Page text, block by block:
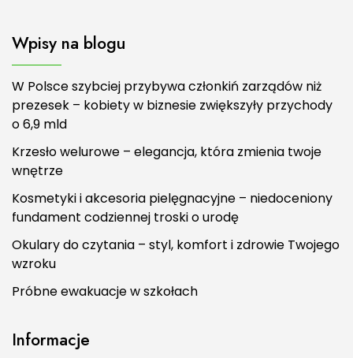
Wpisy na blogu
W Polsce szybciej przybywa członkiń zarządów niż
prezesek – kobiety w biznesie zwiększyły przychody
o 6,9 mld
Krzesło welurowe – elegancja, która zmienia twoje
wnętrze
Kosmetyki i akcesoria pielęgnacyjne – niedoceniony
fundament codziennej troski o urodę
Okulary do czytania – styl, komfort i zdrowie Twojego
wzroku
Próbne ewakuacje w szkołach
Informacje